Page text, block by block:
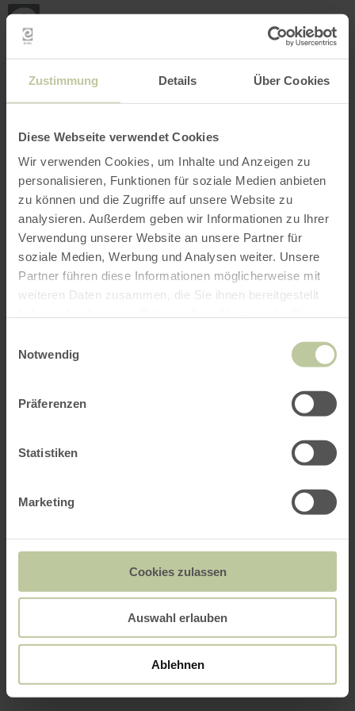
Zustimmung Details Über Cookies
Diese Webseite verwendet Cookies
Wir verwenden Cookies, um Inhalte und Anzeigen zu
personalisieren, Funktionen für soziale Medien anbieten
zu können und die Zugriffe auf unsere Website zu
analysieren. Außerdem geben wir Informationen zu Ihrer
Verwendung unserer Website an unsere Partner für
soziale Medien, Werbung und Analysen weiter. Unsere
Partner führen diese Informationen möglicherweise mit
weiteren Daten zusammen, die Sie ihnen bereitgestellt
Notwendig
Präferenzen
Statistiken
Marketing
Cookies zulassen
Auswahl erlauben
Ablehnen
INTERAKTIVE KARTE
Filter öffnen